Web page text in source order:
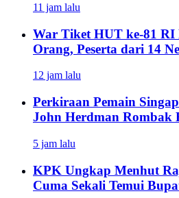
11 jam lalu
War Tiket HUT ke-81 RI
Orang, Peserta dari 14
12 jam lalu
Perkiraan Pemain
John Herdman Rombak
5 jam lalu
KPK Ungkap Menhut
Cuma Sekali Temui